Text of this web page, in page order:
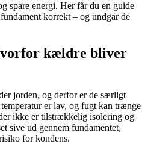
spare energi. Her får du en guide
korrekt – og undgår de
kældre bliver
jorden, og derfor er de særligt
er lav, og fugt kan trænge
ikke er tilstrækkelig isolering og
sive ud gennem fundamentet,
for kondens.